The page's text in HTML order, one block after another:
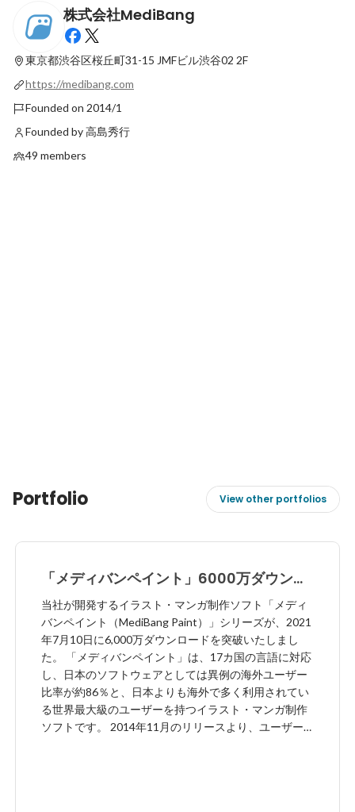
イラスト・マンガ制作ソフト「メディバン
ペイント」リリース7周年突破！
Pinned
ス！ イラスト・マン
株式会社MediBang
東京都渋谷区桜丘町31-15 JMFビル渋谷02 2F
https://medibang.com
Founded on 2014/1
Founded by 高島秀行
49 members
Portfolio View other portfolios
「メディバンペイント」6000万ダウンロ
ード突破！
当社が開発するイラスト・マンガ制作ソフト「メディ
バンペイント（MediBang Paint）」シリーズが、2021
年7月10日に6,000万ダウンロードを突破いたしまし
た。 「メディバンペイント」は、17カ国の言語に対応
し、日本のソフトウェアとしては異例の海外ユーザー
比率が約86％と、日本よりも海外で多く利用されてい
る世界最大級のユーザーを持つイラスト・マンガ制作
ソフトです。 2014年11月のリリースより、ユーザー